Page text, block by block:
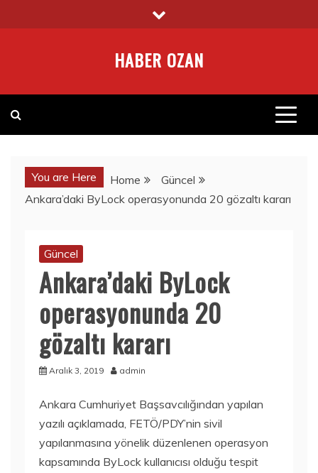
to
HABER OZAN
You are Here Home
Güncel
Ankara’daki ByLock operasyonunda 20 gözaltı kararı
Güncel
Ankara’daki ByLock
operasyonunda 20
gözaltı kararı
Aralık 3, 2019 admin
Ankara Cumhuriyet Başsavcılığından yapılan
yazılı açıklamada, FETÖ/PDY’nin sivil
yapılanmasına yönelik düzenlenen operasyon
kapsamında ByLock kullanıcısı olduğu tespit